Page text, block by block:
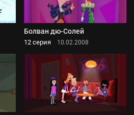
Болван дю-Солей
12 серия 10.02.2008